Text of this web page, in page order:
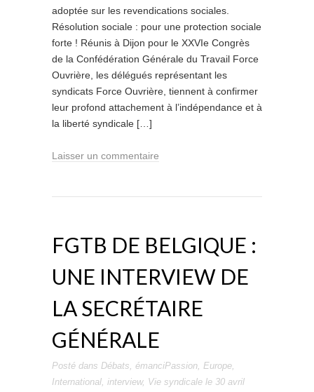
adoptée sur les revendications sociales.
Résolution sociale : pour une protection sociale
forte ! Réunis à Dijon pour le XXVIe Congrès
de la Confédération Générale du Travail Force
Ouvrière, les délégués représentant les
syndicats Force Ouvrière, tiennent à confirmer
leur profond attachement à l’indépendance et à
la liberté syndicale […]
Laisser un commentaire
FGTB DE BELGIQUE :
UNE INTERVIEW DE
LA SECRÉTAIRE
GÉNÉRALE
Posté dans Débats, émanciPassion, Europe,
International, interview, Vie syndicale le 30 avril